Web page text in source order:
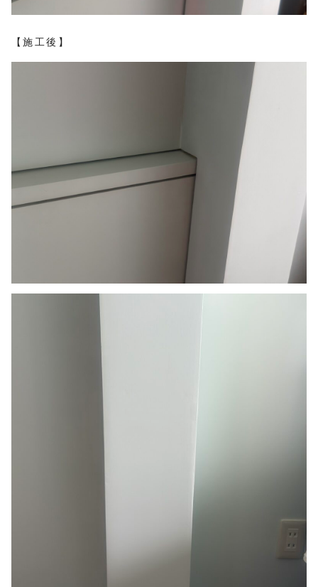
【施工後】